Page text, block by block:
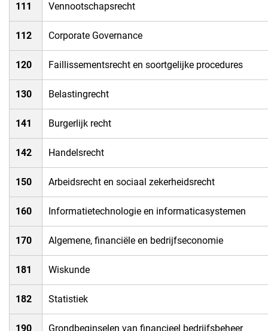
​111 ​Vennootschapsrecht
​112 ​Corporate Governance
​120 ​Faillissementsrecht en soortgelijke procedures
​130 ​Belastingrecht
141​ ​Burgerlijk recht
​142 ​Handelsrecht
​150 ​Arbeidsrecht en sociaal zekerheidsrecht
​160 ​Informatietechnologie en informaticasystemen
​170 ​Algemene, financiële en bedrijfseconomie
​181 ​Wiskunde
182​ ​Statistiek
​190 ​Grondbeginselen van financieel bedrijfsbeheer